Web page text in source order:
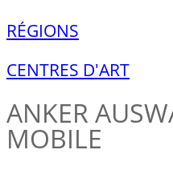
RÉGIONS
CENTRES D'ART
ANKER
MOBILE